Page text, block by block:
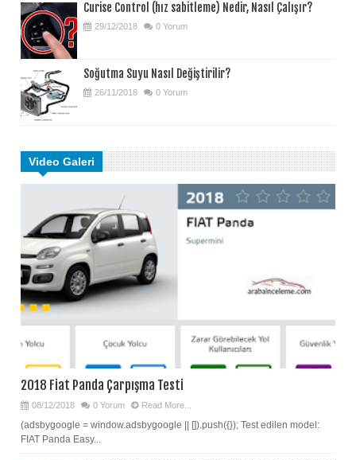
Curise Control (hız sabitleme) Nedir, Nasıl Çalışır?
29/12/2018 0 Yorum
Soğutma Suyu Nasıl Değiştirilir?
26/11/2018 0 Yorum
Video Galeri
2018 Fiat Panda Çarpışma Testi
08/12/2018 0 Yorum Read More...
(adsbygoogle = window.adsbygoogle || []).push({}); Test edilen model:
FIAT Panda Easy...